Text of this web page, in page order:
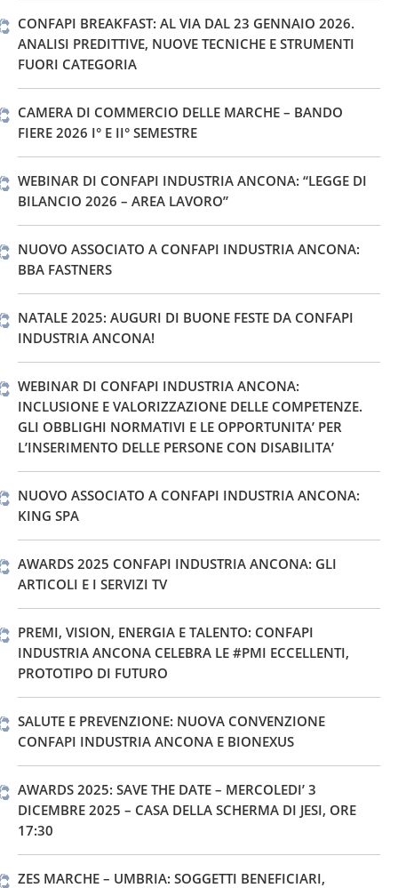
CONFAPI BREAKFAST: AL VIA DAL 23 GENNAIO 2026.
ANALISI PREDITTIVE, NUOVE TECNICHE E STRUMENTI
FUORI CATEGORIA
CAMERA DI COMMERCIO DELLE MARCHE – BANDO
FIERE 2026 I° E II° SEMESTRE
WEBINAR DI CONFAPI INDUSTRIA ANCONA: “LEGGE DI
BILANCIO 2026 – AREA LAVORO”
NUOVO ASSOCIATO A CONFAPI INDUSTRIA ANCONA:
BBA FASTNERS
NATALE 2025: AUGURI DI BUONE FESTE DA CONFAPI
INDUSTRIA ANCONA!
WEBINAR DI CONFAPI INDUSTRIA ANCONA:
INCLUSIONE E VALORIZZAZIONE DELLE COMPETENZE.
GLI OBBLIGHI NORMATIVI E LE OPPORTUNITA’ PER
L’INSERIMENTO DELLE PERSONE CON DISABILITA’
NUOVO ASSOCIATO A CONFAPI INDUSTRIA ANCONA:
KING SPA
AWARDS 2025 CONFAPI INDUSTRIA ANCONA: GLI
ARTICOLI E I SERVIZI TV
PREMI, VISION, ENERGIA E TALENTO: CONFAPI
INDUSTRIA ANCONA CELEBRA LE #PMI ECCELLENTI,
PROTOTIPO DI FUTURO
SALUTE E PREVENZIONE: NUOVA CONVENZIONE
CONFAPI INDUSTRIA ANCONA E BIONEXUS
AWARDS 2025: SAVE THE DATE – MERCOLEDI’ 3
DICEMBRE 2025 – CASA DELLA SCHERMA DI JESI, ORE
17:30
ZES MARCHE – UMBRIA: SOGGETTI BENEFICIARI,